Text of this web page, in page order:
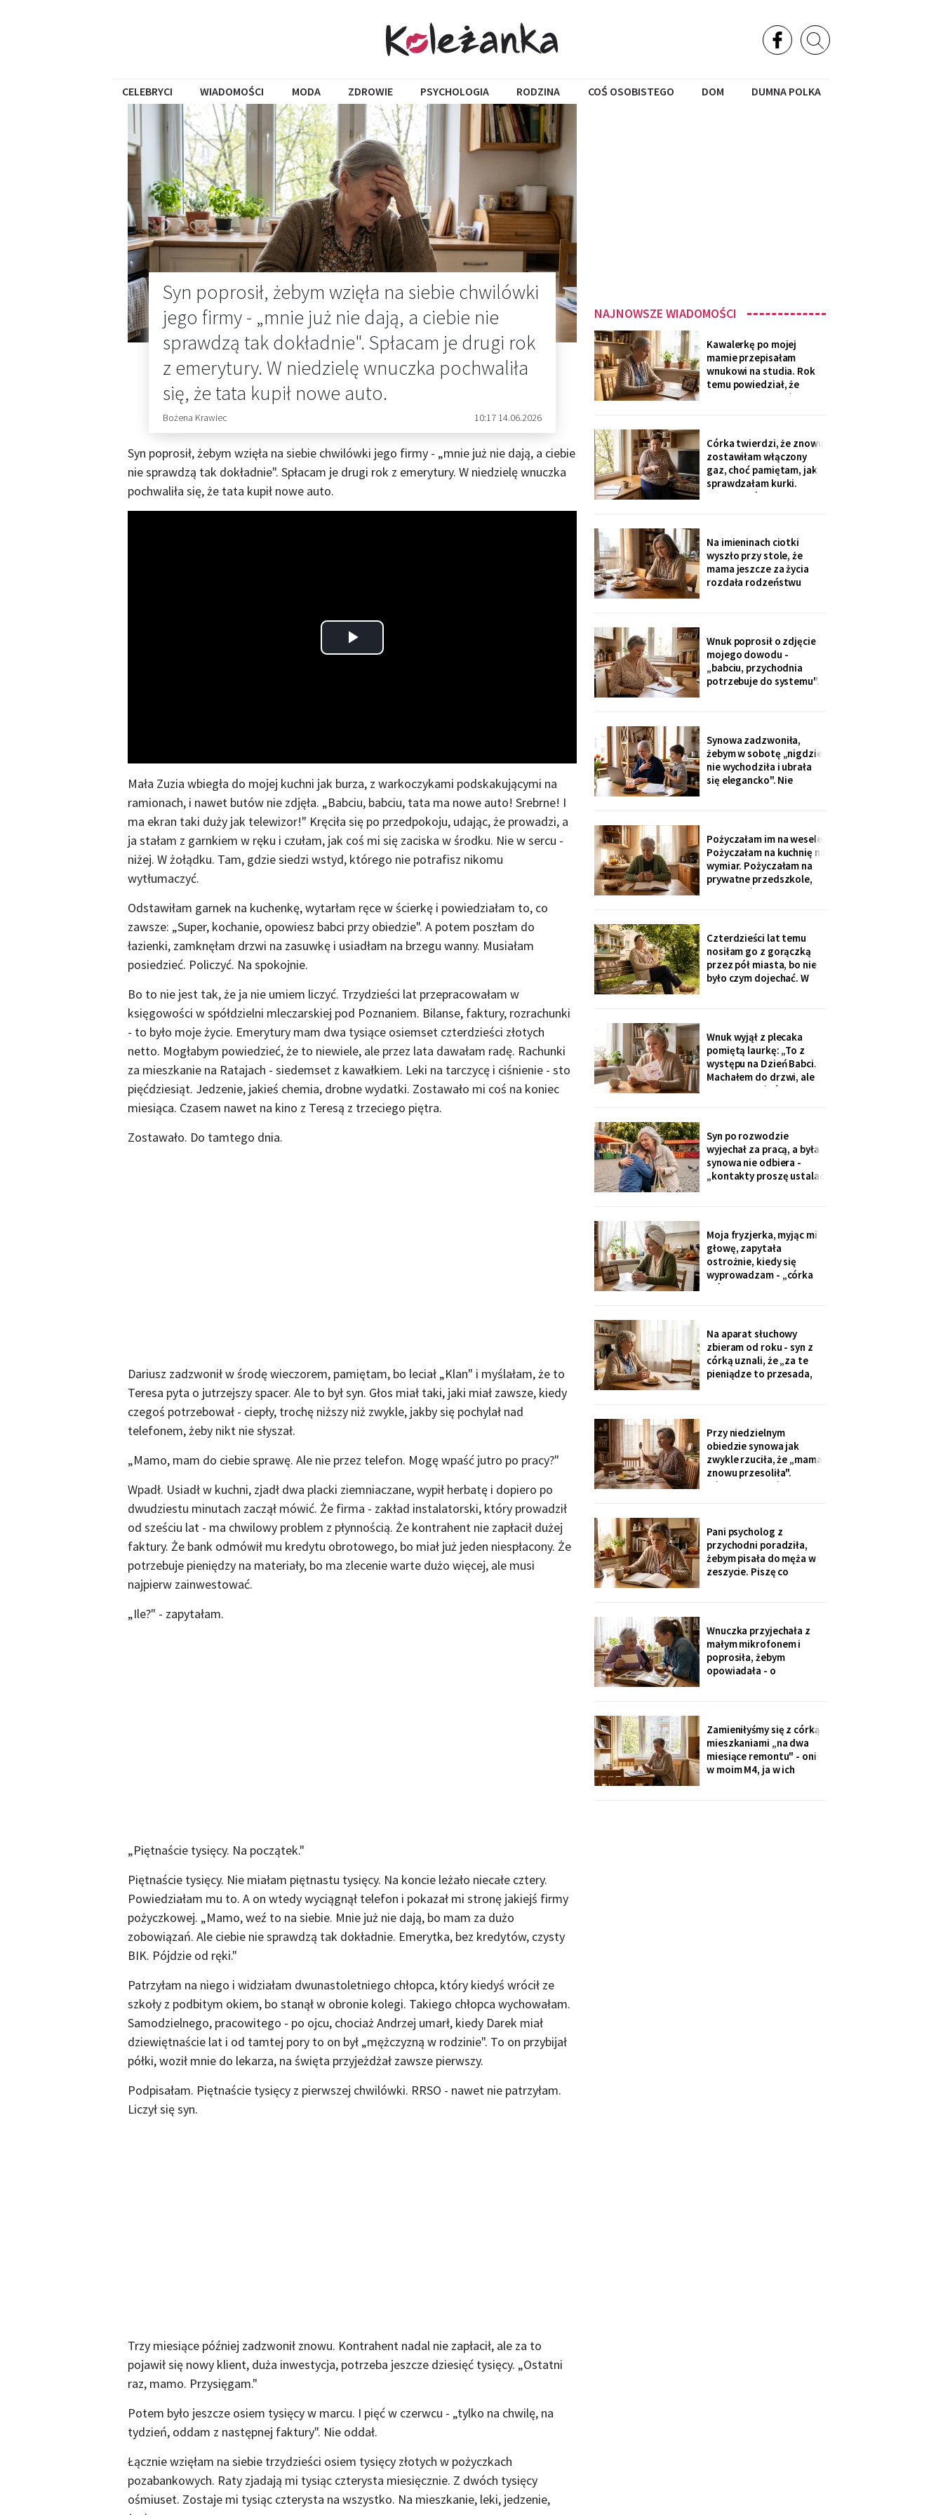
CELEBRYCI WIADOMOŚCI MODA ZDROWIE PSYCHOLOGIA RODZINA COŚ OSOBISTEGO DOM DUMNA POLKA
Syn poprosił, żebym wzięła na siebie chwilówki
jego firmy - „mnie już nie dają, a ciebie nie
sprawdzą tak dokładnie". Spłacam je drugi rok
z emerytury. W niedzielę wnuczka pochwaliła
się, że tata kupił nowe auto.
Bożena Krawiec 10:17 14.06.2026
Syn poprosił, żebym wzięła na siebie chwilówki jego firmy - „mnie już nie dają, a ciebie
nie sprawdzą tak dokładnie". Spłacam je drugi rok z emerytury. W niedzielę wnuczka
pochwaliła się, że tata kupił nowe auto.
Play
Mała Zuzia wbiegła do mojej kuchni jak burza, z warkoczykami podskakującymi na
ramionach, i nawet butów nie zdjęła. „Babciu, babciu, tata ma nowe auto! Srebrne! I
ma ekran taki duży jak telewizor!" Kręciła się po przedpokoju, udając, że prowadzi, a
ja stałam z garnkiem w ręku i czułam, jak coś mi się zaciska w środku. Nie w sercu -
niżej. W żołądku. Tam, gdzie siedzi wstyd, którego nie potrafisz nikomu
wytłumaczyć.
Odstawiłam garnek na kuchenkę, wytarłam ręce w ścierkę i powiedziałam to, co
zawsze: „Super, kochanie, opowiesz babci przy obiedzie". A potem poszłam do
łazienki, zamknęłam drzwi na zasuwkę i usiadłam na brzegu wanny. Musiałam
posiedzieć. Policzyć. Na spokojnie.
Bo to nie jest tak, że ja nie umiem liczyć. Trzydzieści lat przepracowałam w
księgowości w spółdzielni mleczarskiej pod Poznaniem. Bilanse, faktury, rozrachunki
- to było moje życie. Emerytury mam dwa tysiące osiemset czterdzieści złotych
netto. Mogłabym powiedzieć, że to niewiele, ale przez lata dawałam radę. Rachunki
za mieszkanie na Ratajach - siedemset z kawałkiem. Leki na tarczycę i ciśnienie - sto
pięćdziesiąt. Jedzenie, jakieś chemia, drobne wydatki. Zostawało mi coś na koniec
miesiąca. Czasem nawet na kino z Teresą z trzeciego piętra.
Zostawało. Do tamtego dnia.
Dariusz zadzwonił w środę wieczorem, pamiętam, bo leciał „Klan" i myślałam, że to
Teresa pyta o jutrzejszy spacer. Ale to był syn. Głos miał taki, jaki miał zawsze, kiedy
czegoś potrzebował - ciepły, trochę niższy niż zwykle, jakby się pochylał nad
telefonem, żeby nikt nie słyszał.
„Mamo, mam do ciebie sprawę. Ale nie przez telefon. Mogę wpaść jutro po pracy?"
Wpadł. Usiadł w kuchni, zjadł dwa placki ziemniaczane, wypił herbatę i dopiero po
dwudziestu minutach zaczął mówić. Że firma - zakład instalatorski, który prowadził
od sześciu lat - ma chwilowy problem z płynnością. Że kontrahent nie zapłacił dużej
faktury. Że bank odmówił mu kredytu obrotowego, bo miał już jeden niespłacony. Że
potrzebuje pieniędzy na materiały, bo ma zlecenie warte dużo więcej, ale musi
najpierw zainwestować.
„Ile?" - zapytałam.
„Piętnaście tysięcy. Na początek."
Piętnaście tysięcy. Nie miałam piętnastu tysięcy. Na koncie leżało niecałe cztery.
Powiedziałam mu to. A on wtedy wyciągnął telefon i pokazał mi stronę jakiejś firmy
pożyczkowej. „Mamo, weź to na siebie. Mnie już nie dają, bo mam za dużo
zobowiązań. Ale ciebie nie sprawdzą tak dokładnie. Emerytka, bez kredytów, czysty
BIK. Pójdzie od ręki."
Patrzyłam na niego i widziałam dwunastoletniego chłopca, który kiedyś wrócił ze
szkoły z podbitym okiem, bo stanął w obronie kolegi. Takiego chłopca wychowałam.
Samodzielnego, pracowitego - po ojcu, chociaż Andrzej umarł, kiedy Darek miał
dziewiętnaście lat i od tamtej pory to on był „mężczyzną w rodzinie". To on przybijał
półki, woził mnie do lekarza, na święta przyjeżdżał zawsze pierwszy.
Podpisałam. Piętnaście tysięcy z pierwszej chwilówki. RRSO - nawet nie patrzyłam.
Liczył się syn.
Trzy miesiące później zadzwonił znowu. Kontrahent nadal nie zapłacił, ale za to
pojawił się nowy klient, duża inwestycja, potrzeba jeszcze dziesięć tysięcy. „Ostatni
raz, mamo. Przysięgam."
Potem było jeszcze osiem tysięcy w marcu. I pięć w czerwcu - „tylko na chwilę, na
tydzień, oddam z następnej faktury". Nie oddał.
Łącznie wzięłam na siebie trzydzieści osiem tysięcy złotych w pożyczkach
pozabankowych. Raty zjadają mi tysiąc czterysta miesięcznie. Z dwóch tysięcy
ośmiuset. Zostaje mi tysiąc czterysta na wszystko. Na mieszkanie, leki, jedzenie,
NAJNOWSZE WIADOMOŚCI
Kawalerkę po mojej
mamie przepisałam
wnukowi na studia. Rok
temu powiedział, że
musiał ją sprzedać, „bo
spotkałam dawną
sąsiadkę stamtąd: „Co
weekend inni ludzie z
walizkami, klucze w
skrzynce na szyfr.
Córka twierdzi, że znowu
zostawiłam włączony
gaz, choć pamiętam, jak
sprawdzałam kurki.
Klucze, które „zgubiłam",
sąsiadka wspomniała, że
córka była u mnie we
wtorek - kiedy ja
siedziałam w przychodni.
Nigdy nie dawałam
Na imieninach ciotki
wyszło przy stole, że
mama jeszcze za życia
rozdała rodzeństwu
dostałam jej różaniec, po
pogrzebie, z szuflady.
Siostra wyjaśniła: „Ty i
tak zawsze byłaś
ustawiona."
Wnuk poprosił o zdjęcie
mojego dowodu -
„babciu, przychodnia
potrzebuje do systemu".
tysiące, na moje dane.
Wnuk płakał, że odda.
Córka na to: „tylko
nigdzie nie zgłaszaj,
chcesz mu zniszczyć
Synowa zadzwoniła,
żebym w sobotę „nigdzie
nie wychodziła i ubrała
się elegancko". Nie
domu opieki. Przyjechali
z tortem i laptopem:
bilety do Rzymu na moje
siedemdziesiąte
urodziny
Pożyczałam im na wesele.
Pożyczałam na kuchnię na
wymiar. Pożyczałam na
prywatne przedszkole,
„bo Kubuś jest wrażliwy".
poprosiłam o pożyczkę -
na okulary progresywne -
i usłyszałam, że „trzeba
było sobie
Czterdzieści lat temu
nosiłam go z gorączką
przez pół miasta, bo nie
było czym dojechać. W
prześwietlenie biodra.
„Mamo, od tego jest
teraz taksówka dla
seniorów, zamów sobie".
Zamówiłam - kierowca
Wnuk wyjął z plecaka
pomiętą laurkę: „To z
występu na Dzień Babci.
Machałem do drzwi, ale
nie przyszłaś". Żadnego
przekazuje je przez
rodziców. Córka
wzruszyła ramionami:
„No zapomniałam, mamo,
tyle się teraz
Syn po rozwodzie
wyjechał za pracą, a była
synowa nie odbiera -
„kontakty proszę ustalać
na rynku młodszy mnie
zobaczył, wyrwał jej się z
ręki i przybiegł. Zdążyłam
tylko przytulić.
Moja fryzjerka, myjąc mi
głowę, zapytała
ostrożnie, kiedy się
wyprowadzam - „córka
mówiła u nas w salonie,
czegoś mniejszego".
Niczego nie szukam. Nic
nie sprzedaję.
Na aparat słuchowy
zbieram od roku - syn z
córką uznali, że „za te
pieniądze to przesada,
swobodnie, bo mama i
tak nie słyszy. Słyszę
więcej, niż myślą. W
niedzielę usłyszałam, co
planują z moim
Przy niedzielnym
obiedzie synowa jak
zwykle rzuciła, że „mama
znowu przesoliła".
Ośmioletni Staś odłożył
nie mówi, że mama coś
zrobiła źle". Zrobiło się
bardzo cicho.
Pani psycholog z
przychodni poradziła,
żebym pisała do męża w
zeszycie. Piszę co
sąsiadowi, który zawsze
mi pomaga - a nie synowi,
który nie przyjechał ani
do szpitala, ani na
rocznicę
Wnuczka przyjechała z
małym mikrofonem i
poprosiła, żebym
opowiadała - o
niedziele. Powiedziała,
że chce, żeby jej dzieci
kiedyś usłyszały mój głos.
Zamieniłyśmy się z córką
mieszkaniami „na dwa
miesiące remontu" - oni
w moim M4, ja w ich